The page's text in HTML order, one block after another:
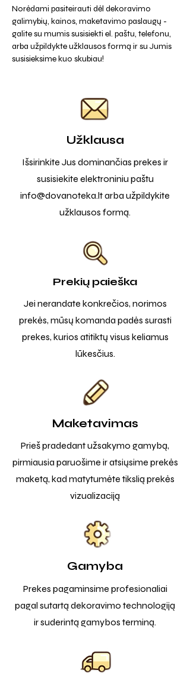
Norėdami pasiteirauti dėl dekoravimo
galimybių, kainos, maketavimo paslaugų -
galite su mumis susisiekti el. paštu, telefonu,
arba užpildykte užklausos formą ir su Jumis
susisieksime kuo skubiau!
Užklausa
Išsirinkite Jus dominančias prekes ir
susisiekite elektroniniu paštu
info@dovanoteka.ltarba užpildykite
užklausos formą.
Prekių paieška
Jei nerandate konkrečios, norimos
prekės, mūsų komanda padės surasti
prekes, kurios atitiktų visus keliamus
lūkesčius.
Maketavimas
Prieš pradedant užsakymo gamybą,
pirmiausia paruošime ir atsiųsime prekės
maketą, kad matytumėte tikslią prekės
vizualizaciją
Gamyba
Prekes pagaminsime profesionaliai
pagal sutartą dekoravimo technologiją
ir suderintą gamybos terminą.